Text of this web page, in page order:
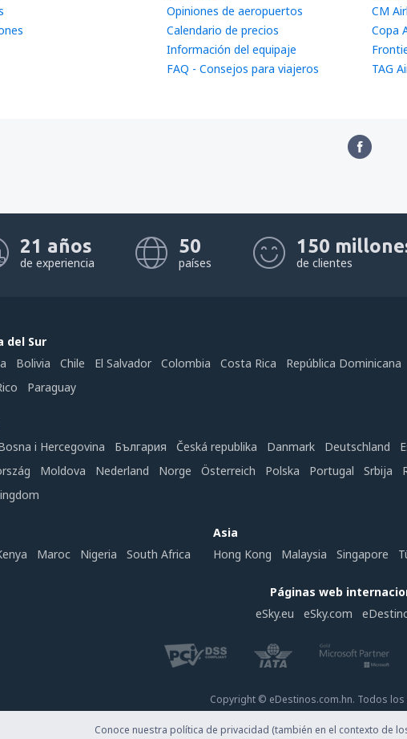
Opiniones de aeropuertos
Calendario de precios
Información del equipaje
FAQ - Consejos para viajeros
CM
Copa
TAG
21 años
de experiencia
50
países
150
de clientes
del Sur
Bolivia Chile El Salvador Colombia Costa Rica República Dominicana
Paraguay
i Hercegovina България Česká republika Danmark Deutschland
Moldova Nederland Norge Österreich Polska Portugal Srbija
Maroc Nigeria South Africa
Asia
Hong Kong
Malaysia Singapore
Páginas web
eSky.eu
eSky.com
Copyright © eDestinos.com.hn. Todos
Conoce nuestra política de privacidad (también en el contexto de